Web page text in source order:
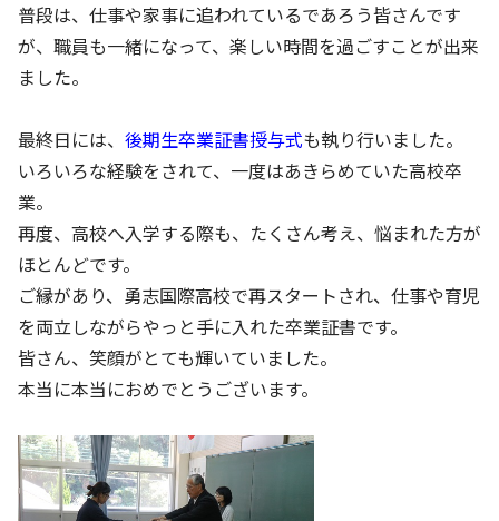
普段は、仕事や家事に追われているであろう皆さんです
が、職員も一緒になって、楽しい時間を過ごすことが出来
ました。
最終日には、 後期生卒業証書授与式も執り行いました。
いろいろな経験をされて、一度はあきらめていた高校卒
業。
再度、高校へ入学する際も、たくさん考え、悩まれた方が
ほとんどです。
ご縁があり、勇志国際高校で再スタートされ、仕事や育児
を両立しながらやっと手に入れた卒業証書です。
皆さん、笑顔がとても輝いていました。
本当に本当におめでとうございます。